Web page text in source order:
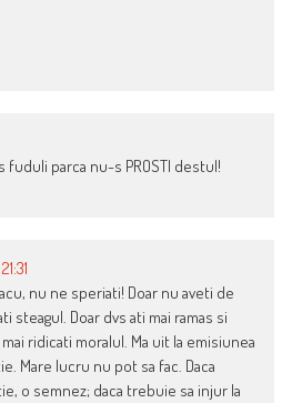
fuduli parca nu-s PROSTI destul!
nu ne speriati! Doar nu aveti de
steagul. Doar dvs ati mai ramas si
ridicati moralul. Ma uit la emisiunea
Mare lucru nu pot sa fac. Daca
o semnez; daca trebuie sa injur la